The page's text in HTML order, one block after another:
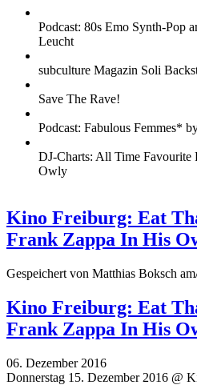
Podcast: 80s Emo Synth-Pop
Leucht
subculture Magazin Soli
Save The Rave!
Podcast: Fabulous Femmes*
DJ-Charts: All Time Favourite
Owly
Kino Freiburg: Eat
Frank Zappa In His
Gespeichert von Matthias Boksch
Kino Freiburg: Eat
Frank Zappa In His
06. Dezember 2016
Donnerstag 15. Dezember 2016 @